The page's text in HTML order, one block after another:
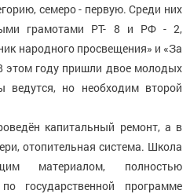
семеро - первую. Среди них
грамотами РТ- 8 и РФ - 2,
народного просвещения» и «За
этом году пришли двое молодых
ведутся, но необходим второй
капитальный ремонт, а в
отопительная система. Школа
материалом, полностью
государственной программе